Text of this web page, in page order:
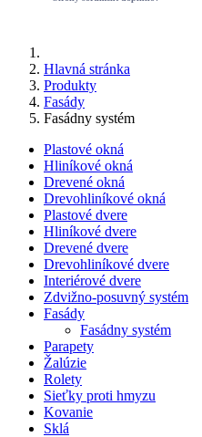
Hlavná stránka
Produkty
Fasády
Fasádny systém
Plastové okná
Hliníkové okná
Drevené okná
Drevohliníkové okná
Plastové dvere
Hliníkové dvere
Drevené dvere
Drevohliníkové dvere
Interiérové dvere
Zdvižno-posuvný systém
Fasády
Fasádny systém
Parapety
Žalúzie
Rolety
Sieťky proti hmyzu
Kovanie
Sklá